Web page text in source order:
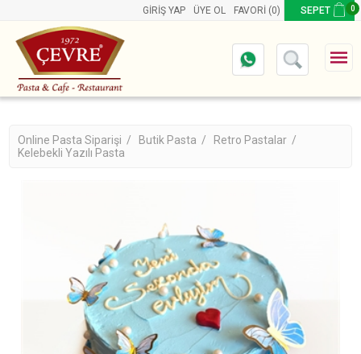
GIRIŞ YAP ÜYE OL FAVORI (0) SEPET 0
Online Pasta Siparişi / Butik Pasta /
Retro Pastalar /
Kelebekli Yazılı Pasta